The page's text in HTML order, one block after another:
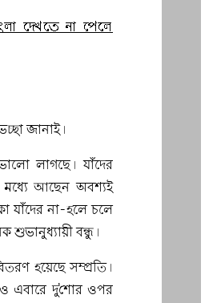
জানাই।
লাগছে। যাঁদের
মধ্যে আছেন অবশ্যই
যাঁদের না-হলে চলে
বন্ধু।
হয়েছে সম্প্রতি।
এবারে দু'শোর ওপর